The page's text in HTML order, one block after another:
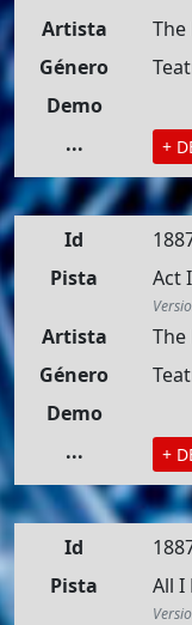
Artista
The
Género
Demo
...
+
Id
Pista
Act
Artista
The
Género
Demo
...
+
Id
Pista
All I